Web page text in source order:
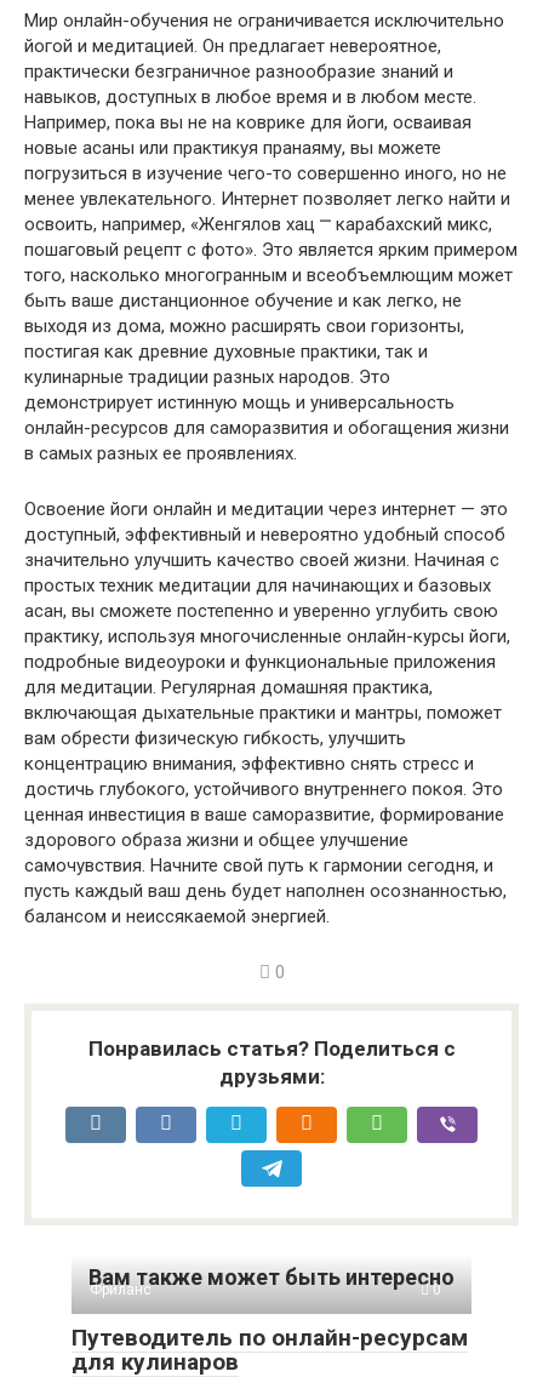
Мир онлайн-обучения не ограничивается исключительно
йогой и медитацией. Он предлагает невероятное,
практически безграничное разнообразие знаний и
навыков, доступных в любое время и в любом месте.
Например, пока вы не на коврике для йоги, осваивая
новые асаны или практикуя пранаяму, вы можете
погрузиться в изучение чего-то совершенно иного, но не
менее увлекательного. Интернет позволяет легко найти и
освоить, например, «Женгялов хац ⎻ карабахский микс,
пошаговый рецепт с фото». Это является ярким примером
того, насколько многогранным и всеобъемлющим может
быть ваше дистанционное обучение и как легко, не
выходя из дома, можно расширять свои горизонты,
постигая как древние духовные практики, так и
кулинарные традиции разных народов. Это
демонстрирует истинную мощь и универсальность
онлайн-ресурсов для саморазвития и обогащения жизни
в самых разных ее проявлениях.
Освоение йоги онлайн и медитации через интернет — это
доступный, эффективный и невероятно удобный способ
значительно улучшить качество своей жизни. Начиная с
простых техник медитации для начинающих и базовых
асан, вы сможете постепенно и уверенно углубить свою
практику, используя многочисленные онлайн-курсы йоги,
подробные видеоуроки и функциональные приложения
для медитации. Регулярная домашняя практика,
включающая дыхательные практики и мантры, поможет
вам обрести физическую гибкость, улучшить
концентрацию внимания, эффективно снять стресс и
достичь глубокого, устойчивого внутреннего покоя. Это
ценная инвестиция в ваше саморазвитие, формирование
здорового образа жизни и общее улучшение
самочувствия. Начните свой путь к гармонии сегодня, и
пусть каждый ваш день будет наполнен осознанностью,
балансом и неиссякаемой энергией.
0
Понравилась статья? Поделиться с
друзьями:
Вам также может быть интересно
Фриланс 0
Путеводитель по онлайн-ресурсам
для кулинаров